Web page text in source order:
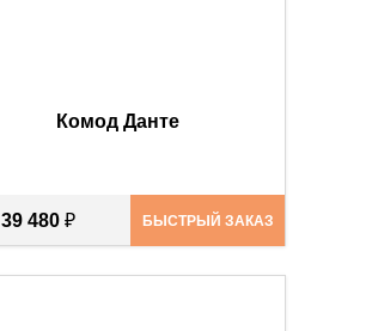
Комод Данте
39 480₽ БЫСТРЫЙ ЗАКАЗ